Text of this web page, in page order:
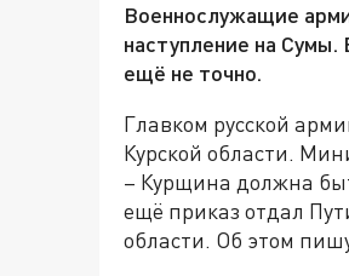
Военнослужащие
наступление на
ещё не точно.
Главком русской
Курской области.
– Курщина должна
ещё приказ отдал
области. Об этом